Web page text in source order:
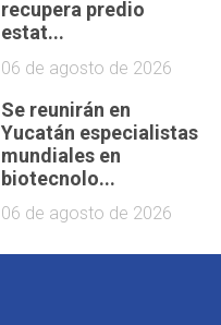
recupera predio
estat...
06 de agosto de 2026
Se reunirán en
Yucatán especialistas
mundiales en
biotecnolo...
06 de agosto de 2026